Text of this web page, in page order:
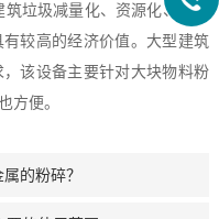
垃圾减量化、资源化、节约
较高的经济价值。大型建筑
该设备主要针对大块物料粉
方便。
的粉碎？